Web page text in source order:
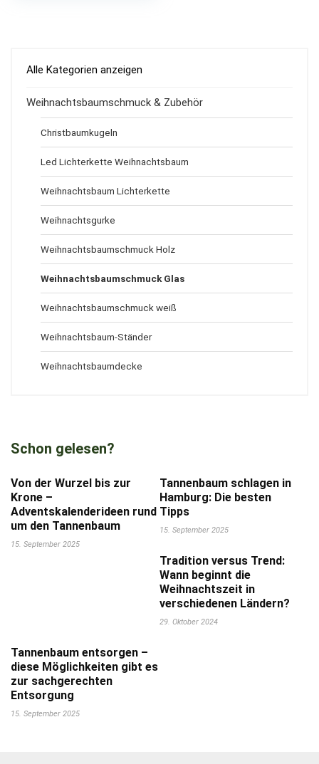
Alle Kategorien anzeigen
Weihnachtsbaumschmuck & Zubehör
Christbaumkugeln
Led Lichterkette Weihnachtsbaum
Weihnachtsbaum Lichterkette
Weihnachtsgurke
Weihnachtsbaumschmuck Holz
Weihnachtsbaumschmuck Glas
Weihnachtsbaumschmuck weiß
Weihnachtsbaum-Ständer
Weihnachtsbaumdecke
Schon gelesen?
Von der Wurzel bis zur
Krone –
Adventskalenderideen rund
um den Tannenbaum
15. September 2025
Tannenbaum schlagen in
Hamburg: Die besten
Tipps
15. September 2025
Tradition versus Trend:
Wann beginnt die
Weihnachtszeit in
verschiedenen Ländern?
29. Oktober 2024
Tannenbaum entsorgen –
diese Möglichkeiten gibt es
zur sachgerechten
Entsorgung
15. September 2025